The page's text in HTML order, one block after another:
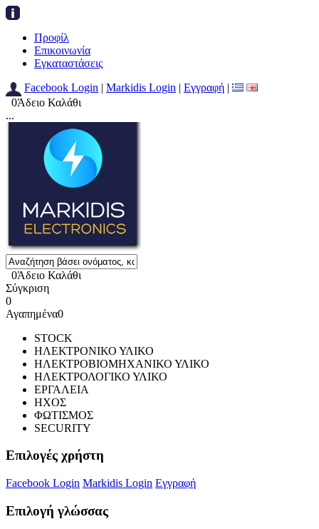
Προφίλ
Επικοινωνία
Εγκαταστάσεις
Facebook Login | Markidis Login | Εγγραφή |
0Άδειο Καλάθι
...
0Άδειο Καλάθι
Σύγκριση
0
Αγαπημένα0
STOCK
ΗΛΕΚΤΡΟΝΙΚΟ ΥΛΙΚΟ
ΗΛΕΚΤΡΟΒΙΟΜΗΧΑΝΙΚΟ ΥΛΙΚΟ
ΗΛΕΚΤΡΟΛΟΓΙΚΟ ΥΛΙΚΟ
ΕΡΓΑΛΕΙΑ
ΗΧΟΣ
ΦΩΤΙΣΜΟΣ
SECURITY
Επιλογές χρήστη
Facebook Login Markidis Login Εγγραφή
Επιλογή γλώσσας